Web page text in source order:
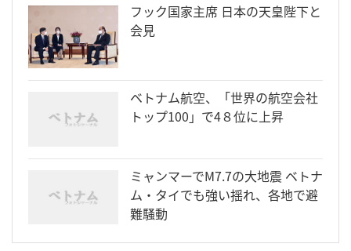
フック国家主席 日本の天皇陛下と
会見
ベトナム航空、「世界の航空会社
トップ100」で4８位に上昇
ミャンマーでM7.7の大地震 ベトナ
ム・タイでも強い揺れ、各地で避
難騒動